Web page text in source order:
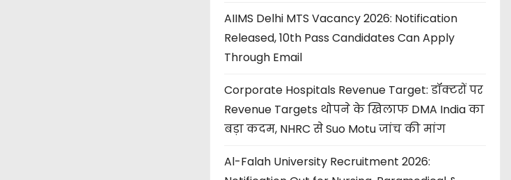
AIIMS Delhi MTS Vacancy 2026: Notification
Released, 10th Pass Candidates Can Apply
Through Email
Corporate Hospitals Revenue Target: डॉक्टरों पर
Revenue Targets थोपने के खिलाफ DMA India का
बड़ा कदम, NHRC से Suo Motu जांच की मांग
Al-Falah University Recruitment 2026: